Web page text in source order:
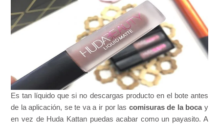
Es tan líquido que si no descargas producto en el bote antes
de la aplicación, se te va a ir por las comisuras de la bocay
en vez de Huda Kattan puedas acabar como un payasito. A